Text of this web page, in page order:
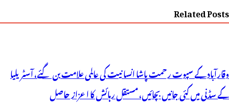
Related Posts
وقارآباد کے سپوت رحمت پاشا انسانیت کی عالمی علامت بن گئے، آسٹریلیا
کے سڈنی میں کئی جانیں بچائیں، مستقل رہائش کا اعزاز حاصل